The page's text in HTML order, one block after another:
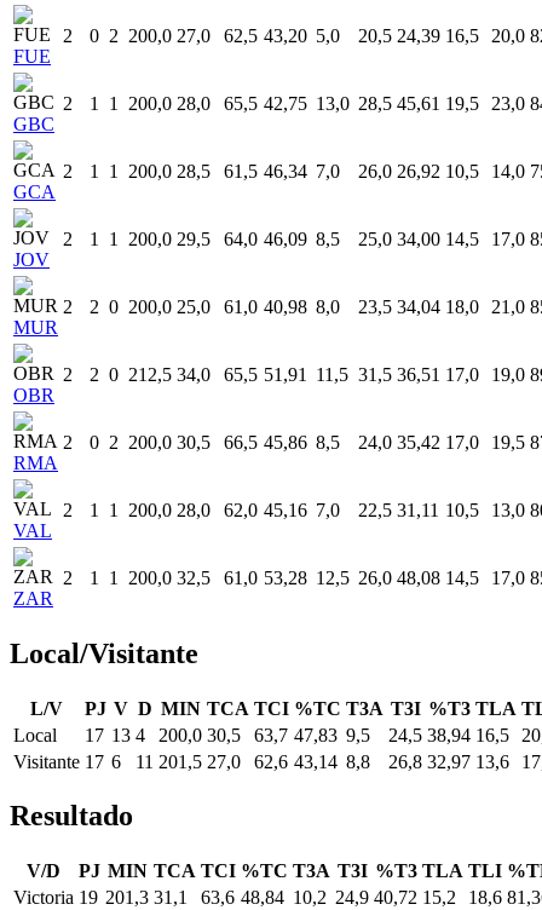
FUE
2 0 2 200,0 27,0 62,5 43,20 5,0 20,5 24,39 16,5 20,0
GBC
2 1 1 200,0 28,0 65,5 42,75 13,0 28,5 45,61 19,5 23,0
GCA
2 1 1 200,0 28,5 61,5 46,34 7,0 26,0 26,92 10,5 14,0
JOV
2 1 1 200,0 29,5 64,0 46,09 8,5 25,0 34,00 14,5 17,0
MUR
2 2 0 200,0 25,0 61,0 40,98 8,0 23,5 34,04 18,0 21,0
OBR
2 2 0 212,5 34,0 65,5 51,91 11,5 31,5 36,51 17,0 19,0
RMA
2 0 2 200,0 30,5 66,5 45,86 8,5 24,0 35,42 17,0 19,5
VAL
2 1 1 200,0 28,0 62,0 45,16 7,0 22,5 31,11 10,5 13,0
ZAR
2 1 1 200,0 32,5 61,0 53,28 12,5 26,0 48,08 14,5 17,0
Local/Visitante
L/V PJ V D MIN TCA TCI %TC T3A T3I %T3 TLA
Local
17 13 4 200,0 30,5 63,7 47,83 9,5 24,5 38,94 16,5
Visitante 17 6 11 201,5 27,0 62,6 43,14 8,8 26,8 32,97 13,6
Resultado
V/D PJ MIN TCA TCI %TC T3A T3I %T3 TLA TLI
Victoria 19 201,3 31,1 63,6 48,84 10,2 24,9 40,72 15,2 18,6